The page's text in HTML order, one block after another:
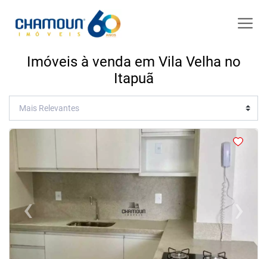
Imóveis à venda em Vila Velha no
Itapuã
<
‹Previous ›